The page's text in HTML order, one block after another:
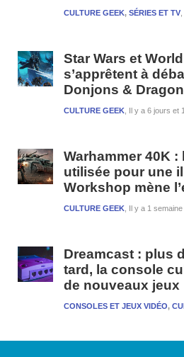
CULTURE GEEK, SÉRIES ET TV
Star Wars et
s’apprêtent à
Donjons &
Il y a 6 jours et
CULTURE GEEK
Warhammer 40K :
utilisée pour une
Workshop mène
Il y a 1
CULTURE GEEK
Dreamcast : plus
tard, la console
de nouveaux jeux
CONSOLES ET JEUX VIDÉO,